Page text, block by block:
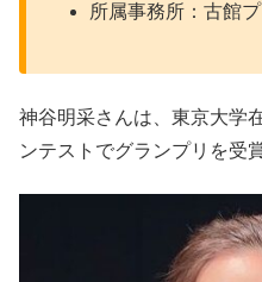
所属事務所：古館
神谷明采さんは、東京大学
ンテストでグランプリを受賞